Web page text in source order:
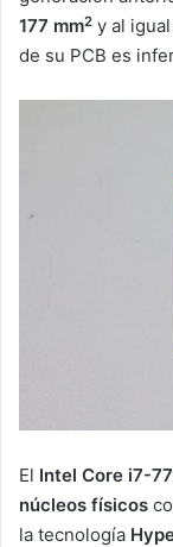
177 mm2 y al
de su PCB es
El Intel Core i7-
núcleos físicos
la tecnología